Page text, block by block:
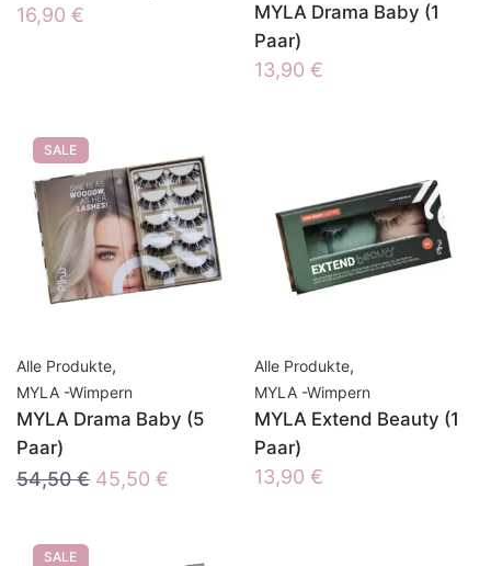
16,90 €
MYLA Drama Baby (1
Paar)
13,90 €
SALE
Alle Produkte,
MYLA -Wimpern
MYLA Drama Baby (5
Paar)
54,50€ Ursprünglicher
45,50 €
Alle Produkte,
MYLA -Wimpern
MYLA Extend Beauty (1
Paar)
13,90 €
SALE